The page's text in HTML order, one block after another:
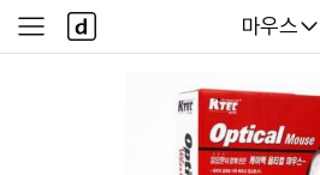
다나와
마우스
사
이
다
나
와